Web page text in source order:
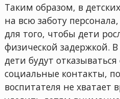
Таким образом, в
на всю заботу
для того, чтобы дети
физической задержкой.
дети будут
социальные контакты,
воспитателя не хватает